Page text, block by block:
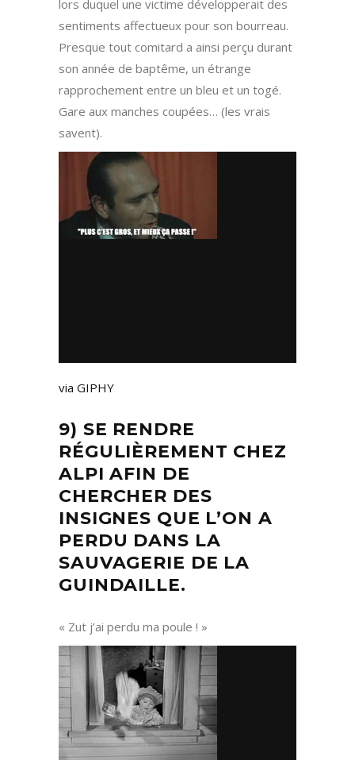
lors duquel une victime développerait des
sentiments affectueux pour son bourreau.
Presque tout comitard a ainsi perçu durant
son année de baptême, un étrange
rapprochement entre un bleu et un togé.
Gare aux manches coupées… (les vrais
savent).
via GIPHY
9) SE RENDRE
RÉGULIÈREMENT CHEZ
ALPI AFIN DE
CHERCHER DES
INSIGNES QUE L’ON A
PERDU DANS LA
SAUVAGERIE DE LA
GUINDAILLE.
« Zut j’ai perdu ma poule ! »